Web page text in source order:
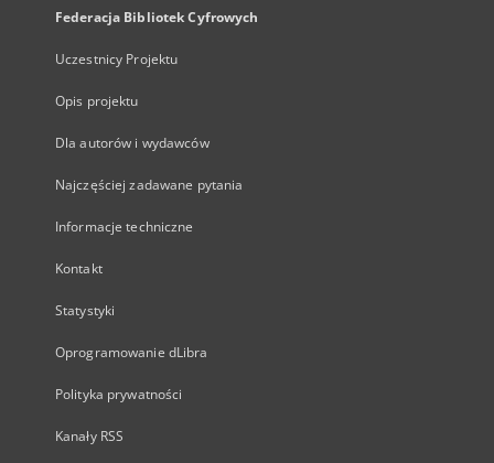
Federacja Bibliotek Cyfrowych
Uczestnicy Projektu
Opis projektu
Dla autorów i wydawców
Najczęściej zadawane pytania
Informacje techniczne
Kontakt
Statystyki
Oprogramowanie dLibra
Polityka prywatności
Kanały RSS